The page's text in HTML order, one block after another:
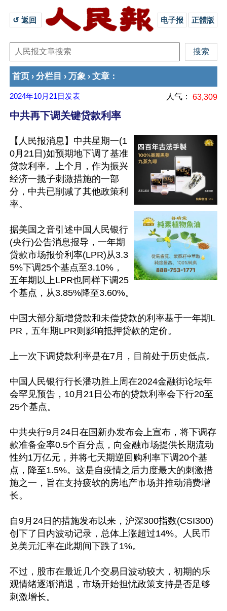
↺ 返回 电子报 正體版
首页 › 分栏目 › 万象 › 文章 ：
2024年10月21日 发表 人气： 63,309
中共再下调关键贷款利率
【人民报消息】中共星期一(1
0月21日)如预期地下调了基准
贷款利率。上个月，作为振兴
经济一揽子刺激措施的一部
分，中共已削减了其他政策利
率。
据美国之音引述中国人民银行
(央行)公告消息报导，一年期
贷款市场报价利率(LPR)从3.3
5%下调25个基点至3.10%，
五年期以上LPR也同样下调25
个基点，从3.85%降至3.60%。
中国大部分新增贷款和未偿贷款的利率基于一年期L
PR，五年期LPR则影响抵押贷款的定价。
上一次下调贷款利率是在7月，目前处于历史低点。
中国人民银行行长潘功胜上周在2024金融街论坛年
会罕见预告，10月21日公布的贷款利率会下行20至
25个基点。
中共央行9月24日在国新办发布会上宣布，将下调存
款准备金率0.5个百分点，向金融市场提供长期流动
性约1万亿元，并将七天期逆回购利率下调20个基
点，降至1.5%。这是自疫情之后力度最大的刺激措
施之一，旨在支持疲软的房地产市场并推动消费增
长。
自9月24日的措施发布以来，沪深300指数(CSI300)
创下了日内波动记录，总体上涨超过14%。人民币
兑美元汇率在此期间下跌了1%。
不过，股市在最近几个交易日波动较大，初期的乐
观情绪逐渐消退，市场开始担忧政策支持是否足够
刺激增长。